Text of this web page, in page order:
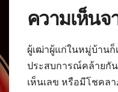
ความเห็น
ผู้เฒ่าผู้แก่ในหมู่บ้านก็
ประสบการณ์คล้ายกั
เห็นเลข หรือมีโชคล